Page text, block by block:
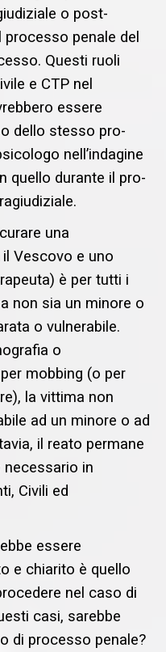
o post-
penale del
Questi ruoli
e CTP nel
essere
dello stesso pro-
nell’indagine
quello durante il pro-
una
Vescovo e uno
è per tutti i
non sia un minore o
o vulnerabile.
o
mobbing (o per
la vittima non
ad un minore o ad
il reato permane
necessario in
Civili ed
essere
e chiarito è quello
nel caso di
casi, sarebbe
di processo penale?